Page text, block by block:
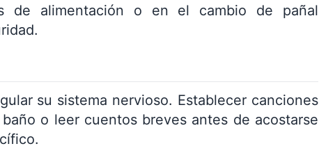
de alimentación o en el cambio de pañal
su sistema nervioso. Establecer canciones
o leer cuentos breves antes de acostarse